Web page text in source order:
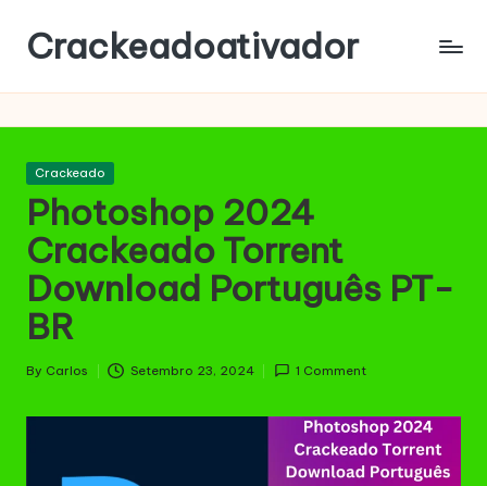
Skip
content
Crackeadoativador
Posted
Crackeado
Photoshop 2024
Crackeado Torrent
Download Português PT-
BR
Posted
By Carlos Setembro 23, 2024 1 Comment